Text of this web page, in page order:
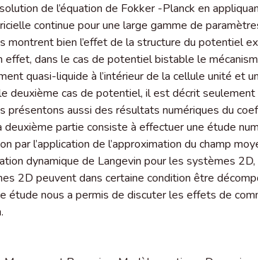
de l’équation de Fokker -Planck en
continue pour une large gamme de
montrent bien l’effet de la structure du potentiel
dans le cas de potentiel bistable le
quasi-liquide à l’intérieur de la cellule unité et
deuxième cas de potentiel, il est décrit
présentons aussi des résultats numériques du
partie consiste à effectuer une étude
par l’application de l’approximation du champ
dynamique de Langevin pour les systèmes
2D peuvent dans certaine condition être
étude nous a permis de discuter les effets de